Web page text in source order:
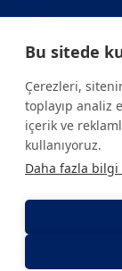
Linkedin
Sitede yer alan
Sağlığınızla ilgili
kuruluşuna
Gizlilik ve Çerez
Bu sitede
Çerezleri,
toplayıp analiz
içerik ve
kullanıyoruz.
Daha fazla